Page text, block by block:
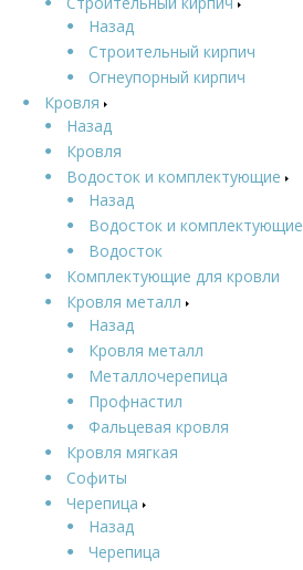
Назад
Строительный кирпич
Огнеупорный кирпич
Кровля
Назад
Кровля
Водосток и комплектующие
Назад
Водосток и комплектующие
Водосток
Комплектующие для кровли
Кровля металл
Назад
Кровля металл
Металлочерепица
Профнастил
Фальцевая кровля
Кровля мягкая
Софиты
Черепица
Назад
Черепица